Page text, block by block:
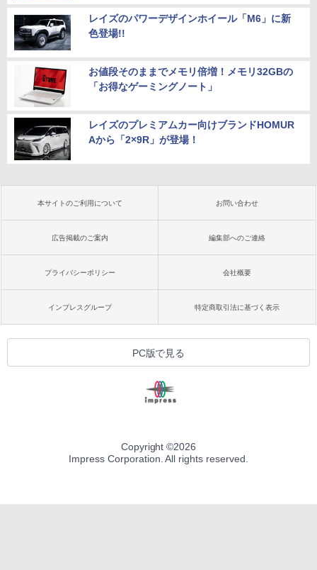
レイズのパワーデザインホイール「M6」に新
色登場!!
お値段そのままでメモリ倍増！メモリ32GBの
「お得なゲーミングノート」
レイズのプレミアムカー向けブランドHOMUR
Aから「2×9R」が登場！
本サイトのご利用について お問い合わせ
広告掲載のご案内 編集部へのご連絡
プライバシーポリシー 会社概要
インプレスグループ 特定商取引法に基づく表示
PC版で見る
Copyright ©2026
Impress Corporation. All rights reserved.